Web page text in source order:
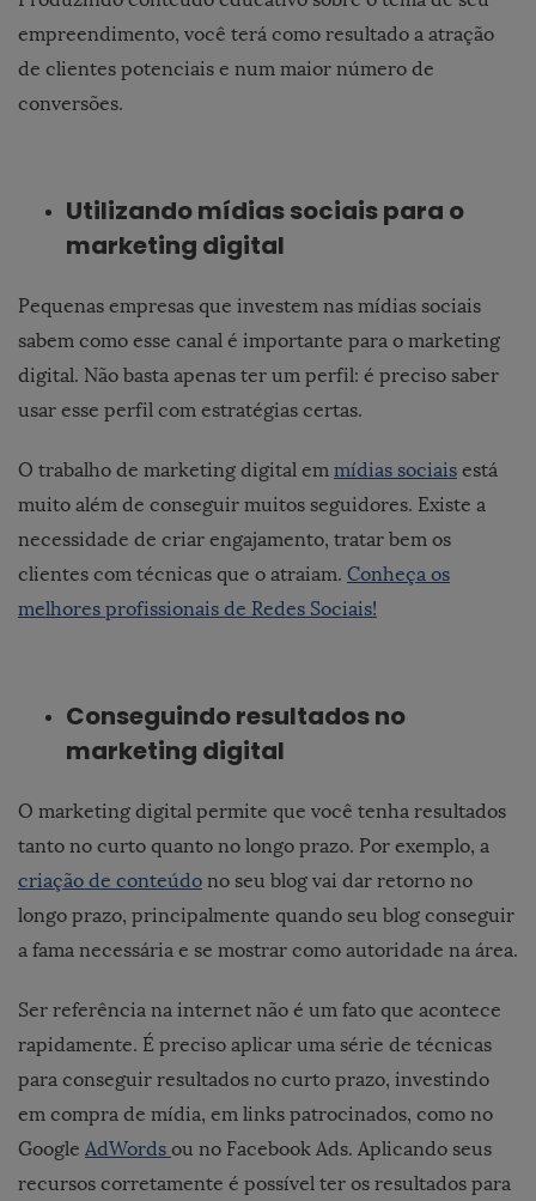
empreendimento, você terá como resultado a atração
de clientes potenciais e num maior número de
conversões.
Utilizando mídias sociais para o
marketing digital
Pequenas empresas que investem nas mídias sociais
sabem como esse canal é importante para o marketing
digital. Não basta apenas ter um perfil: é preciso saber
usar esse perfil com estratégias certas.
O trabalho de marketing digital em mídias sociais está
muito além de conseguir muitos seguidores. Existe a
necessidade de criar engajamento, tratar bem os
clientes com técnicas que o atraiam. Conheça os
melhores profissionais de Redes Sociais!
Conseguindo resultados no
marketing digital
O marketing digital permite que você tenha resultados
tanto no curto quanto no longo prazo. Por exemplo, a
criação de conteúdo no seu blog vai dar retorno no
longo prazo, principalmente quando seu blog conseguir
a fama necessária e se mostrar como autoridade na área.
Ser referência na internet não é um fato que acontece
rapidamente. É preciso aplicar uma série de técnicas
para conseguir resultados no curto prazo, investindo
em compra de mídia, em links patrocinados, como no
Google AdWords ou no Facebook Ads. Aplicando seus
recursos corretamente é possível ter os resultados para